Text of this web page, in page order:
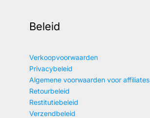
Beleid
Verkoopvoorwaarden
Privacybeleid
Algemene voorwaarden voor affiliates
Retourbeleid
Restitutiebeleid
Verzendbeleid